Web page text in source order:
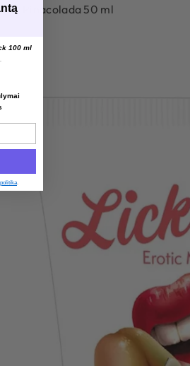
Pinacolada 50 ml
100 ml
.​